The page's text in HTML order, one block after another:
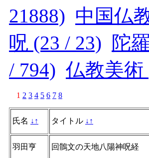
21888) 中国仏
呪 (23 / 23)
陀
/ 794) 仏教美術
1 2 3 4 5 6 7 8
氏名 ↓ ↑ タイトル ↓ ↑
羽田亨 回鶻文の天地八陽神呪経